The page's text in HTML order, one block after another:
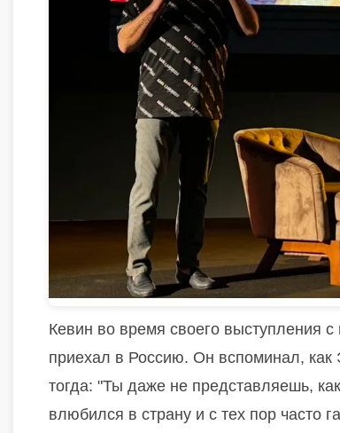
Кевин во время своего выступления
приехал в Россию. Он вспоминал,
тогда: "Ты даже не представляешь,
влюбился в страну и с тех пор часто